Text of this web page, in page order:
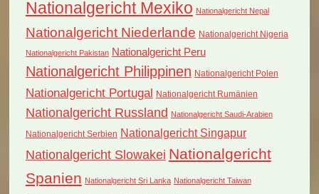
Nationalgericht Mexiko Nationalgericht Nepal
Nationalgericht Niederlande Nationalgericht Nigeria
Nationalgericht Pakistan Nationalgericht Peru
Nationalgericht Philippinen Nationalgericht Polen
Nationalgericht Portugal Nationalgericht Rumänien
Nationalgericht Russland Nationalgericht Saudi-Arabien
Nationalgericht Serbien Nationalgericht Singapur
Nationalgericht Slowakei Nationalgericht
Spanien Nationalgericht Sri Lanka Nationalgericht Taiwan